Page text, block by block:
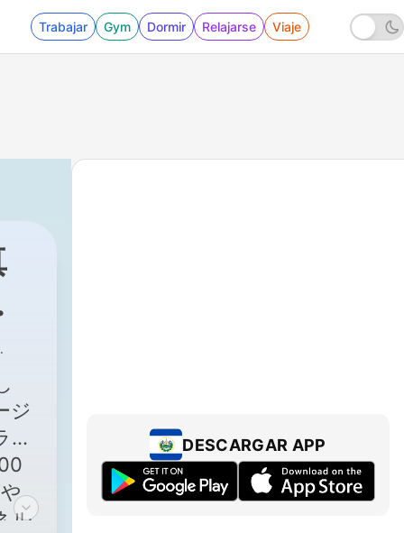
Trabajar Gym Dormir Relajarse Viaje
ジ
ー
ル
DESCARGAR APP